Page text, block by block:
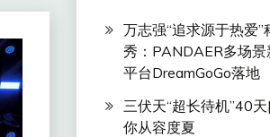
万志强“追求源于热爱
秀：PANDAER多场
平台DreamGoGo落地
三伏天“超长待机”40
你从容度夏